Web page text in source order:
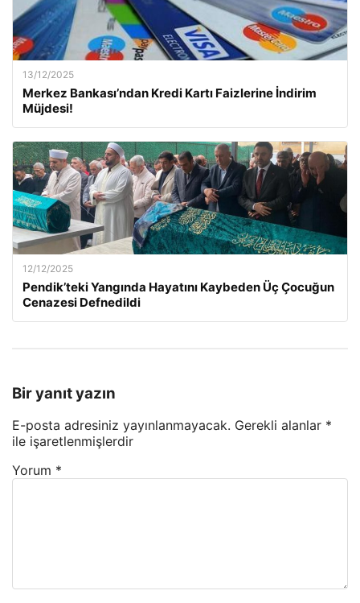
13/12/2025
Merkez Bankası’ndan Kredi Kartı Faizlerine İndirim
Müjdesi!
12/12/2025
Pendik’teki Yangında Hayatını Kaybeden Üç Çocuğun
Cenazesi Defnedildi
Bir yanıt yazın
E-posta adresiniz yayınlanmayacak. Gerekli alanlar *
ile işaretlenmişlerdir
Yorum *